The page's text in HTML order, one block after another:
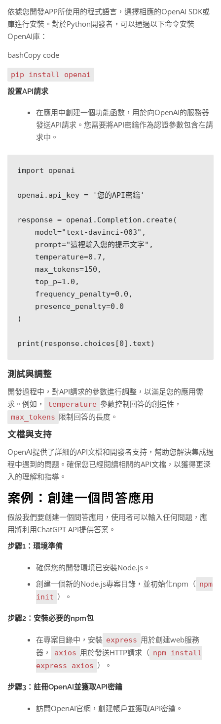
依據您開發APP所使用的程式語言，選擇相應的OpenAI SDK或
庫進行安裝。對於Python開發者，可以通過以下命令安裝
OpenAI庫：
bashCopy code
pip install openai
設置API請求
在應用中創建一個功能函數，用於向OpenAI的服務器
發送API請求。您需要將API密鑰作為認證參數包含在請
求中。
import openai
openai.api_key = '您的API密鑰'
response = openai.Completion.create(
)
測試與調整
開發過程中，對API請求的參數進行調整，以滿足您的應用需
求。例如，
temperature 參數控制回答的創造性，
max_tokens 限制回答的長度。
文檔與支持
OpenAI提供了詳細的API文檔和開發者支持，幫助您解決集成過
程中遇到的問題。確保您已經閱讀相關的API文檔，以獲得更深
入的理解和指導。
案例：創建一個問答應用
假設我們要創建一個問答應用，使用者可以輸入任何問題，應
用將利用ChatGPT API提供答案。
步驟1：環境準備
確保您的開發環境已安裝Node.js。
創建一個新的Node.js專案目錄，並初始化npm（ npm
init ）。
步驟2：安裝必要的npm包
在專案目錄中，安裝 express 用於創建web服務
器，
axios 用於發送HTTP請求（ npm install
express axios ）。
步驟3：註冊OpenAI並獲取API密鑰
訪問OpenAI官網，創建帳戶並獲取API密鑰。